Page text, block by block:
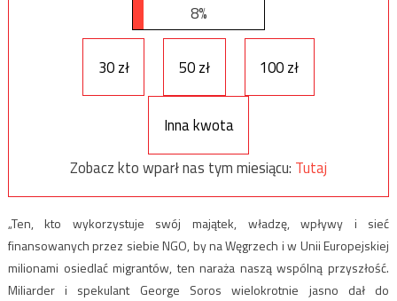
8%
30 zł 50 zł 100 zł
Inna kwota
Zobacz kto wparł nas tym miesiącu: Tutaj
„Ten, kto wykorzystuje swój majątek, władzę, wpływy i sieć
finansowanych przez siebie NGO, by na Węgrzech i w Unii Europejskiej
milionami osiedlać migrantów, ten naraża naszą wspólną przyszłość.
Miliarder i spekulant George Soros wielokrotnie jasno dał do